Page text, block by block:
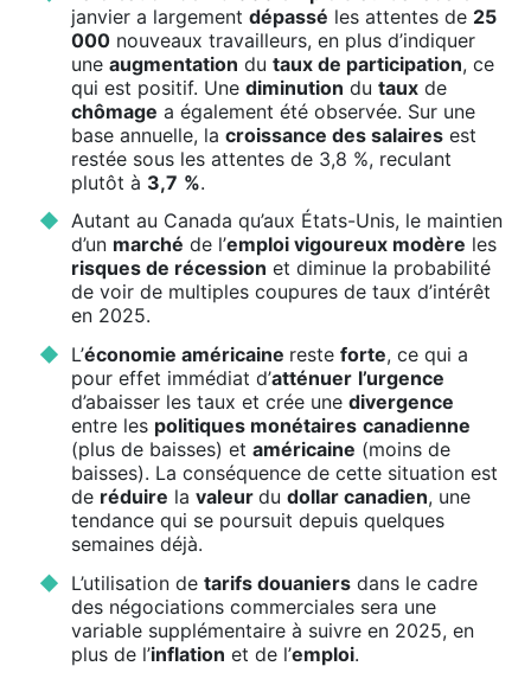
janvier a largement dépassé les attentes de 25
000nouveaux travailleurs, en plus d’indiquer
une augmentation du taux de participation, ce
qui est positif. Une diminution du tauxde
chômage a également été observée. Sur une
base annuelle, la croissance des salairesest
restée sous les attentes de 3,8 %, reculant
plutôt à 3,7 %.
Autant au Canada qu’aux États-Unis, le maintien
d’un marché de l’emploi vigoureux modère les
risques de récession et diminue la probabilité
de voir de multiples coupures de taux d’intérêt
en 2025.
L’économie américaine reste forte, ce qui a
pour effet immédiat d’atténuer l’urgence
d’abaisser les taux et crée une divergence
entre les politiques monétaires canadienne
(plus de baisses) et américaine (moins de
baisses). La conséquence de cette situation est
de réduire la valeur du dollar canadien, une
tendance qui se poursuit depuis quelques
semaines déjà.
L’utilisation de tarifs douaniersdans le cadre
des négociations commerciales sera une
variable supplémentaire à suivre en 2025, en
plus de l’inflation et de l’emploi.